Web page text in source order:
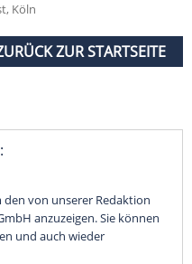
Köln
ZUR STARTSEITE
von unserer Redaktion
anzuzeigen. Sie können
und auch wieder